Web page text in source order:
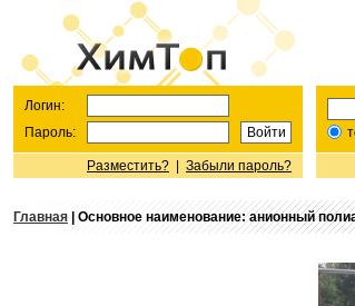
Логин:
Пароль:
Разместить? Забыли пароль?
Главная | Основное наименование: анионный